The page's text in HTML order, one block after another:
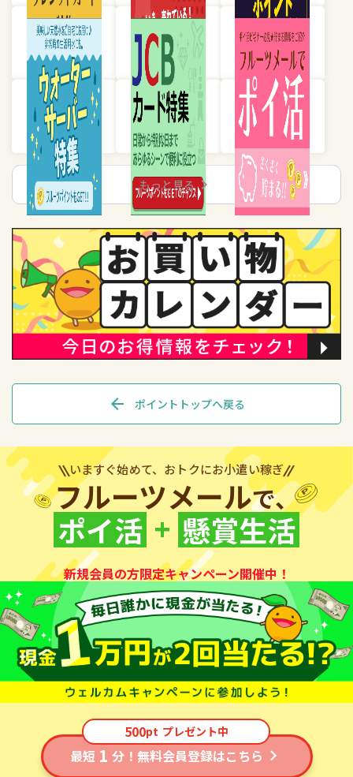
もっと見るchevron_right
arrow_back ポイントトップへ戻る
いますぐ始めて、おトクにお小遣い稼ぎ
フルーツメールで、
ポイ活 + 懸賞生活
新規会員の方限定キャンペーン開催中！
500pt プレゼント中
最短 1 分！無料会員登録はこちら